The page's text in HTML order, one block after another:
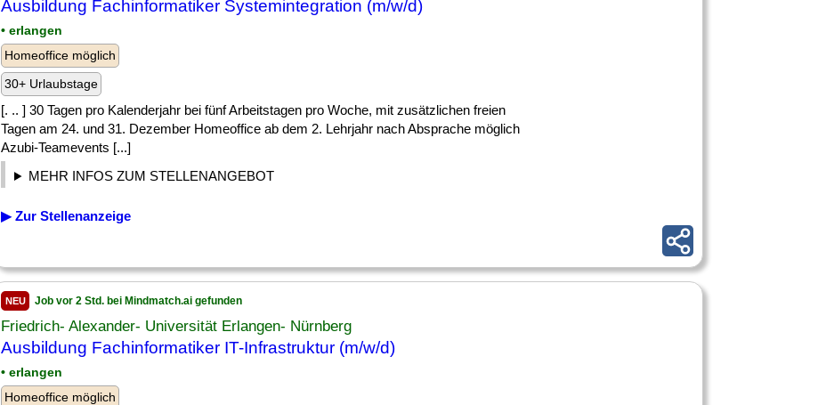
Ausbildung Fachinformatiker Systemintegration (m/w/d)
• erlangen
Homeoffice möglich
30+ Urlaubstage
[. .. ] 30 Tagen pro Kalenderjahr bei fünf Arbeitstagen pro Woche, mit zusätzlichen freien
Tagen am 24. und 31. Dezember Homeoffice ab dem 2. Lehrjahr nach Absprache möglich
Azubi-Teamevents [...]
MEHR INFOS ZUM STELLENANGEBOT
▶ Zur Stellenanzeige
NEU Job vor 2 Std. bei Mindmatch.ai gefunden
Friedrich- Alexander- Universität Erlangen- Nürnberg
Ausbildung Fachinformatiker IT-Infrastruktur (m/w/d)
• erlangen
Homeoffice möglich